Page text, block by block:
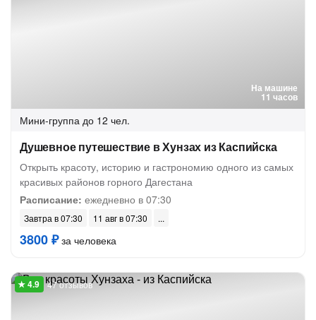
На машине
11 часов
Мини-группа до 12 чел.
Душевное путешествие в Хунзах из Каспийска
Открыть красоту, историю и гастрономию одного из самых
красивых районов горного Дагестана
Расписание: ежедневно в 07:30
Завтра в 07:30 11 авг в 07:30
3800 ₽за человека
47 отзывов